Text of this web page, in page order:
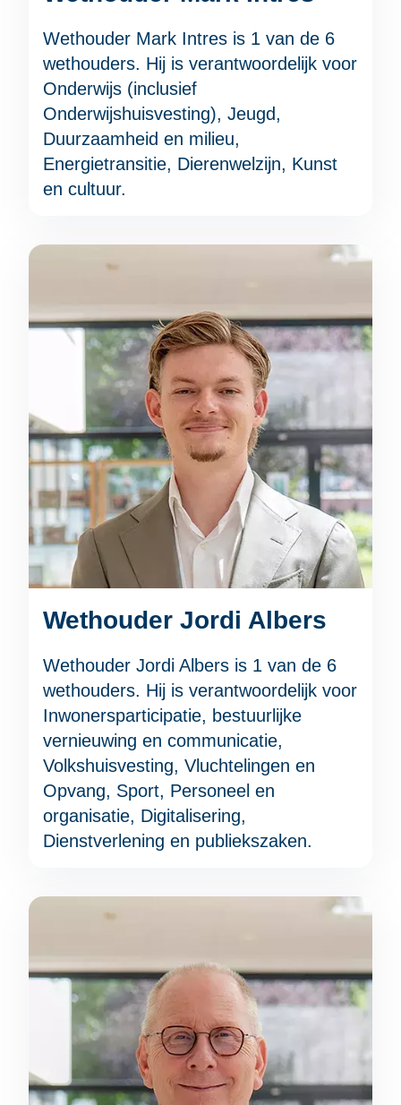
Wethouder Mark Intres is 1 van de 6
wethouders. Hij is verantwoordelijk voor
Onderwijs (inclusief
Onderwijshuisvesting), Jeugd,
Duurzaamheid en milieu,
Energietransitie, Dierenwelzijn, Kunst
en cultuur.
Wethouder Jordi Albers
Wethouder Jordi Albers is 1 van de 6
wethouders. Hij is verantwoordelijk voor
Inwonersparticipatie, bestuurlijke
vernieuwing en communicatie,
Volkshuisvesting, Vluchtelingen en
Opvang, Sport, Personeel en
organisatie, Digitalisering,
Dienstverlening en publiekszaken.